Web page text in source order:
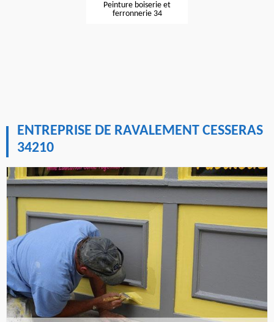
Peinture boiserie et
ferronnerie 34
ENTREPRISE DE RAVALEMENT CESSERAS
34210